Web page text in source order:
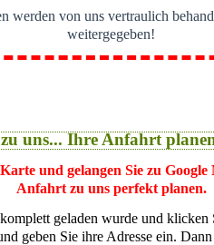
werden von uns vertraulich
weitergegeben!
uns... Ihre Anfahrt
und gelangen Sie zu
Anfahrt zu uns perfekt planen.
geladen wurde und
geben Sie ihre Adresse ein.